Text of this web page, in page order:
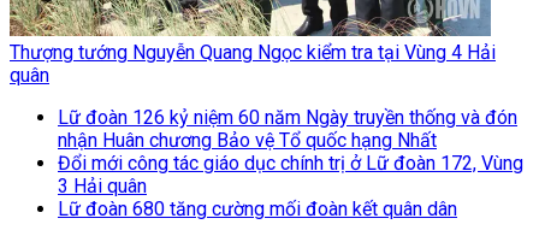
Thượng tướng Nguyễn Quang Ngọc kiểm tra tại Vùng 4 Hải
quân
Lữ đoàn 126 kỷ niệm 60 năm Ngày truyền thống và đón
nhận Huân chương Bảo vệ Tổ quốc hạng Nhất
Đổi mới công tác giáo dục chính trị ở Lữ đoàn 172, Vùng
3 Hải quân
Lữ đoàn 680 tăng cường mối đoàn kết quân dân